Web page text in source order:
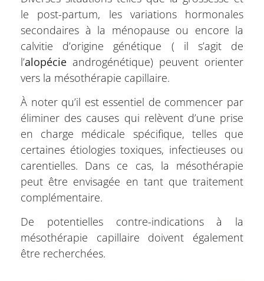
le post-partum, les variations hormonales
secondaires à la ménopause ou encore la
calvitie d’origine génétique ( il s’agit de
l’alopécie androgénétique) peuvent orienter
vers la mésothérapie capillaire.
À noter qu’il est essentiel de commencer par
éliminer des causes qui relèvent d’une prise
en charge médicale spécifique, telles que
certaines étiologies toxiques, infectieuses ou
carentielles. Dans ce cas, la mésothérapie
peut être envisagée en tant que traitement
complémentaire.
De potentielles contre-indications à la
mésothérapie capillaire doivent également
être recherchées.